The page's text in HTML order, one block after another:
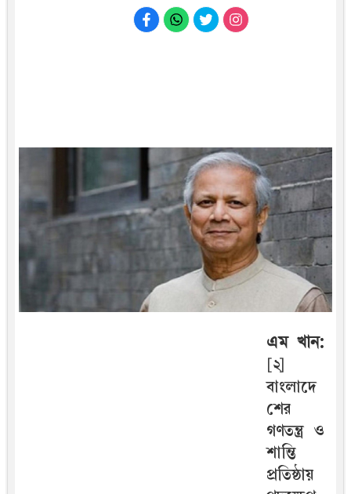
এম খান:
[২]
বাংলাদে
শের
গণতন্ত্র ও
শান্তি
প্রতিষ্ঠায়